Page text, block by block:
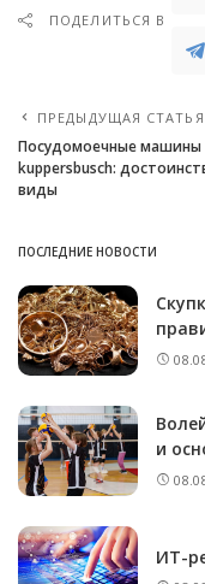
ПОДЕЛИТЬСЯ В
ПРЕДЫДУЩАЯ СТАТЬЯ
Посудомоечные машины
kuppersbusch:
виды
ПОСЛЕДНИЕ НОВОСТИ
и
ИТ-